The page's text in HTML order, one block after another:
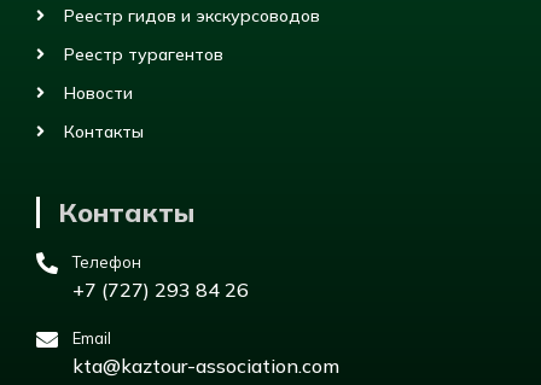
Реестр гидов и экскурсоводов
Реестр турагентов
Новости
Контакты
Контакты
Телефон
+7 (727) 293 84 26
Email
kta@kaztour-association.com